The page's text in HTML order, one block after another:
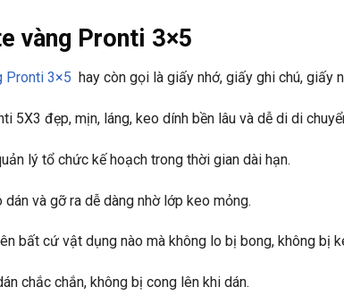
vàng Pronti 3×5
Pronti 3×5 hay còn gọi là giấy nhớ, giấy ghi chú, giấy
5X3 đẹp, mịn, láng, keo dính bền lâu và dễ di di
lý tổ chức kế hoạch trong thời gian dài hạn.
dán và gỡ ra dễ dàng nhờ lớp keo mỏng.
bất cứ vật dụng nào mà không lo bị bong, không bị
chắc chắn, không bị cong lên khi dán.